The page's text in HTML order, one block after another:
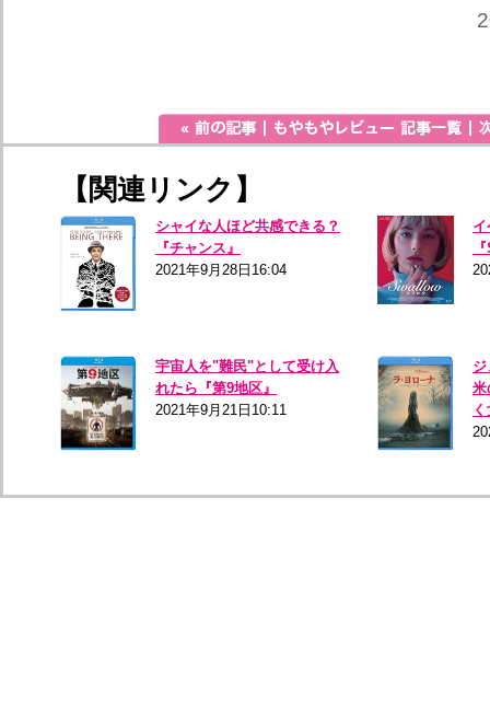
【関連リンク】
シャイな人ほど共感できる？
『チャンス』
2021年9月28日16:04
宇宙人を"難民"として受け入
れたら『第9地区』
2021年9月21日10:11